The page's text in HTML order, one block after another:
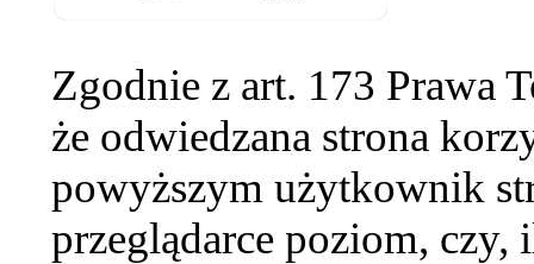
Zgodnie z art. 173 Prawa
że odwiedzana strona
powyższym użytkownik
przeglądarce poziom,